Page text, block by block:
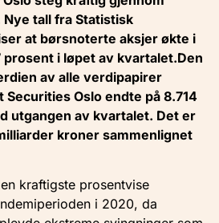
tall fra Statistisk
at børsnoterte aksjer økte i
i løpet av kvartalet.Den
av alle verdipapirer
Oslo endte på 8.714
utgangen av kvartalet. Det er
kroner sammenlignet
kraftigste prosentvise
i 2020, da